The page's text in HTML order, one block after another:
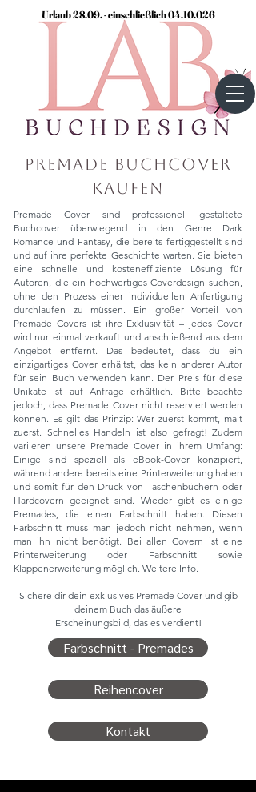
Urlaub 28.09. - einschließlich04.10.026
Premade Buchcover
kaufen
Premade Cover sind professionell gestaltete
Buchcover überwiegend in den Genre Dark
Romance und Fantasy, die bereits fertiggestellt sind
und auf ihre perfekte Geschichte warten. Sie bieten
eine schnelle und kosteneffiziente Lösung für
Autoren, die ein hochwertiges Coverdesign suchen,
ohne den Prozess einer individuellen Anfertigung
durchlaufen zu müssen. Ein großer Vorteil von
Premade Covers ist ihre Exklusivität – jedes Cover
wird nur einmal verkauft und anschließend aus dem
Angebot entfernt. Das bedeutet, dass du ein
einzigartiges Cover erhältst, das kein anderer Autor
für sein Buch verwenden kann. Der Preis für diese
Unikate ist auf Anfrage erhältlich. Bitte beachte
jedoch, dass Premade Cover nicht reserviert werden
können. Es gilt das Prinzip: Wer zuerst kommt, malt
zuerst. Schnelles Handeln ist also gefragt! Zudem
variieren unsere Premade Cover in ihrem Umfang:
Einige sind speziell als eBook-Cover konzipiert,
während andere bereits eine Printerweiterung haben
und somit für den Druck von Taschenbüchern oder
Hardcovern geeignet sind. Wieder gibt es einige
Premades, die einen Farbschnitt haben. Diesen
Farbschnitt muss man jedoch nicht nehmen, wenn
man ihn nicht benötigt. Bei allen Covern ist eine
Printerweiterung oder Farbschnitt sowie
Klappenerweiterung möglich. Weitere Info.
Sichere dir dein exklusives Premade Cover und gib
deinem Buch das äußere
Erscheinungsbild, das es verdient!
Farbschnitt - Premades
Reihencover
Kontakt